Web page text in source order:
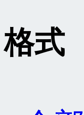
格式